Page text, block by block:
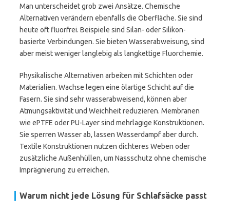
Man unterscheidet grob zwei Ansätze. Chemische
Alternativen verändern ebenfalls die Oberfläche. Sie sind
heute oft fluorfrei. Beispiele sind Silan- oder Silikon-
basierte Verbindungen. Sie bieten Wasserabweisung, sind
aber meist weniger langlebig als langkettige Fluorchemie.
Physikalische Alternativen arbeiten mit Schichten oder
Materialien. Wachse legen eine ölartige Schicht auf die
Fasern. Sie sind sehr wasserabweisend, können aber
Atmungsaktivität und Weichheit reduzieren. Membranen
wie ePTFE oder PU-Layer sind mehrlagige Konstruktionen.
Sie sperren Wasser ab, lassen Wasserdampf aber durch.
Textile Konstruktionen nutzen dichteres Weben oder
zusätzliche Außenhüllen, um Nassschutz ohne chemische
Imprägnierung zu erreichen.
Warum nicht jede Lösung für Schlafsäcke passt